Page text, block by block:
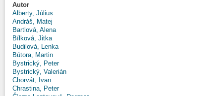
Autor
Alberty, Július
Andráš, Matej
Bartlová, Alena
Bílková, Jitka
Budilová, Lenka
Bútora, Martin
Bystrický, Peter
Bystrický, Valerián
Chorvát, Ivan
Chrastina, Peter